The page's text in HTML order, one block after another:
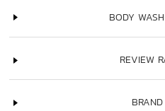
BODY
REVIEW